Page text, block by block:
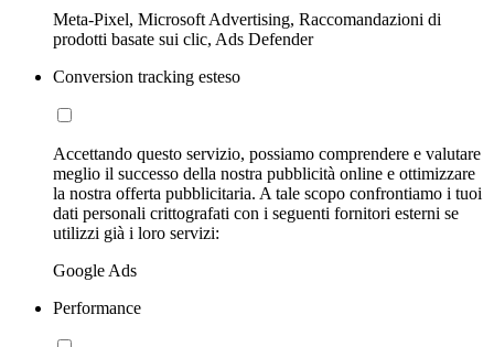
Meta-Pixel, Microsoft Advertising, Raccomandazioni di
prodotti basate sui clic, Ads Defender
Conversion tracking esteso
Accettando questo servizio, possiamo comprendere e valutare
meglio il successo della nostra pubblicità online e ottimizzare
la nostra offerta pubblicitaria. A tale scopo confrontiamo i tuoi
dati personali crittografati con i seguenti fornitori esterni se
utilizzi già i loro servizi:
Google Ads
Performance